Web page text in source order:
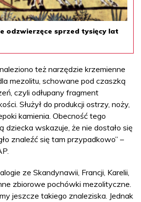
odzwierzęce sprzed tysięcy lat
też narzędzie krzemienne
mezolitu, schowane pod czaszką
czyli odłupany fragment
Służył do produkcji ostrzy, noży,
kamienia. Obecność tego
dziecka wskazuje, że nie dostało się
znaleźć się tam przypadkowo” –
ze Skandynawii, Francji, Karelii,
zbiorowe pochówki mezolityczne.
jeszcze takiego znaleziska. Jednak